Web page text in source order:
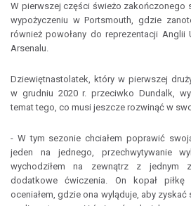
W pierwszej części świeżo zakończonego
wypożyczeniu w Portsmouth, gdzie
również powołany do reprezentacji Anglii
Arsenalu.
Dziewiętnastolatek, który w pierwszej
w grudniu 2020 r. przeciwko Dundalk,
temat tego, co musi jeszcze rozwinąć w
- W tym sezonie chciałem poprawić
jeden na jednego, przechwytywanie
wychodziłem na zewnątrz z jednym
dodatkowe ćwiczenia. On kopał
oceniałem, gdzie ona wyląduje, aby zyskać